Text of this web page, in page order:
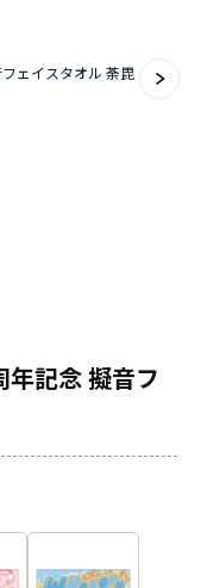
ェイスタオル 荼毘
記念 擬音フ